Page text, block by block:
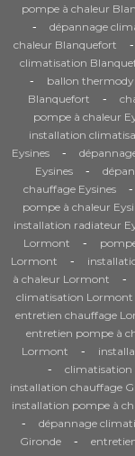
pompe à chaleur
- dépannage
chaleur Blanquefort
-
climatisation
- ballon
Blanquefort
-
pompe à chaleur
installation
Eysines
-
Eysines
-
chauffage Eysines
-
pompe à chaleur
installation radiateur
Lormont
-
Lormont
-
à chaleur Lormont
-
climatisation Lormont
entretien chauffage
entretien pompe à
Lormont
-
- climatisation
installation chauffage
installation pompe à
- dépannage
Gironde
-